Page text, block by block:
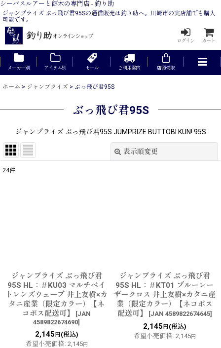
シーバスルアーと餌木の専門店 - 釣り助
ジャンプライズ ぶっ飛び君95Sの通信販売は釣り助へ。川崎市の実店舗でも購入
可能です。
ログイン カート
メーカー別 アイテム別 セール ご利用案内 店頭受取
ホーム > ジャンプライズ > ぶっ飛び君95S
ぶっ飛び君95S
ジャンプライズ ぶっ飛び君95S JUMPRIZE BUTTOBI KUN! 95S
表示順変更
24件
ジャンプライズ ぶっ飛び君
95S HL：＃KU03 マルチベイ
トレンズウェーブ 井上友樹×カ
タニ産業（限定カラー）【ネ
コポス配送可】
[JAN
4589822674690]
2,145 円(税込)
希望小売価格: 2,145円
ジャンプライズ ぶっ飛び君
95S HL：＃KT01 ブルーレー
ザークロス 井上友樹×カタニ産
業（限定カラー）【ネコポス
配送可】
[JAN 4589822674645]
2,145 円(税込)
希望小売価格: 2,145円